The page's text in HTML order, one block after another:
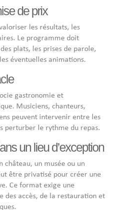
de prix
les résultats, les
Le programme doit
plats, les prises de parole,
éventuelles animations.
gastronomie et
Musiciens, chanteurs,
peuvent intervenir entre les
perturber le rythme du repas.
un lieu d’exception
château, un musée ou un
être privatisé pour créer une
Ce format exige une
des accès, de la restauration et